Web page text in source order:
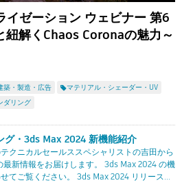
ー版
製造
ゼーション ウェビナー 第6
解くChaos Coronaの魅力～
築・製造・広告
マテリアル・シェーダー・UV
ダリング
グ・3ds Max 2024 新機能紹介
クニカルセールススペシャリストの吉田から
新情報をお届けします。 3ds Max 2024 の機
てご覧ください。 3ds Max 2024 リリース...